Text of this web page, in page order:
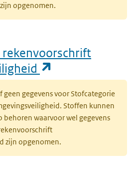
opgenomen.
geen gegevens voor Stofcategorie
Stoffen kunnen
behoren waarvoor wel gegevens
zijn opgenomen.